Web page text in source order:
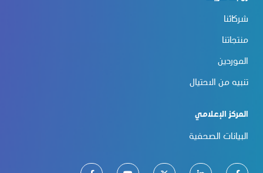
شركائنا
منتجاتنا
الموردين
تنبيه من الاحتيال
المركز الإعلامي
البيانات الصحفية